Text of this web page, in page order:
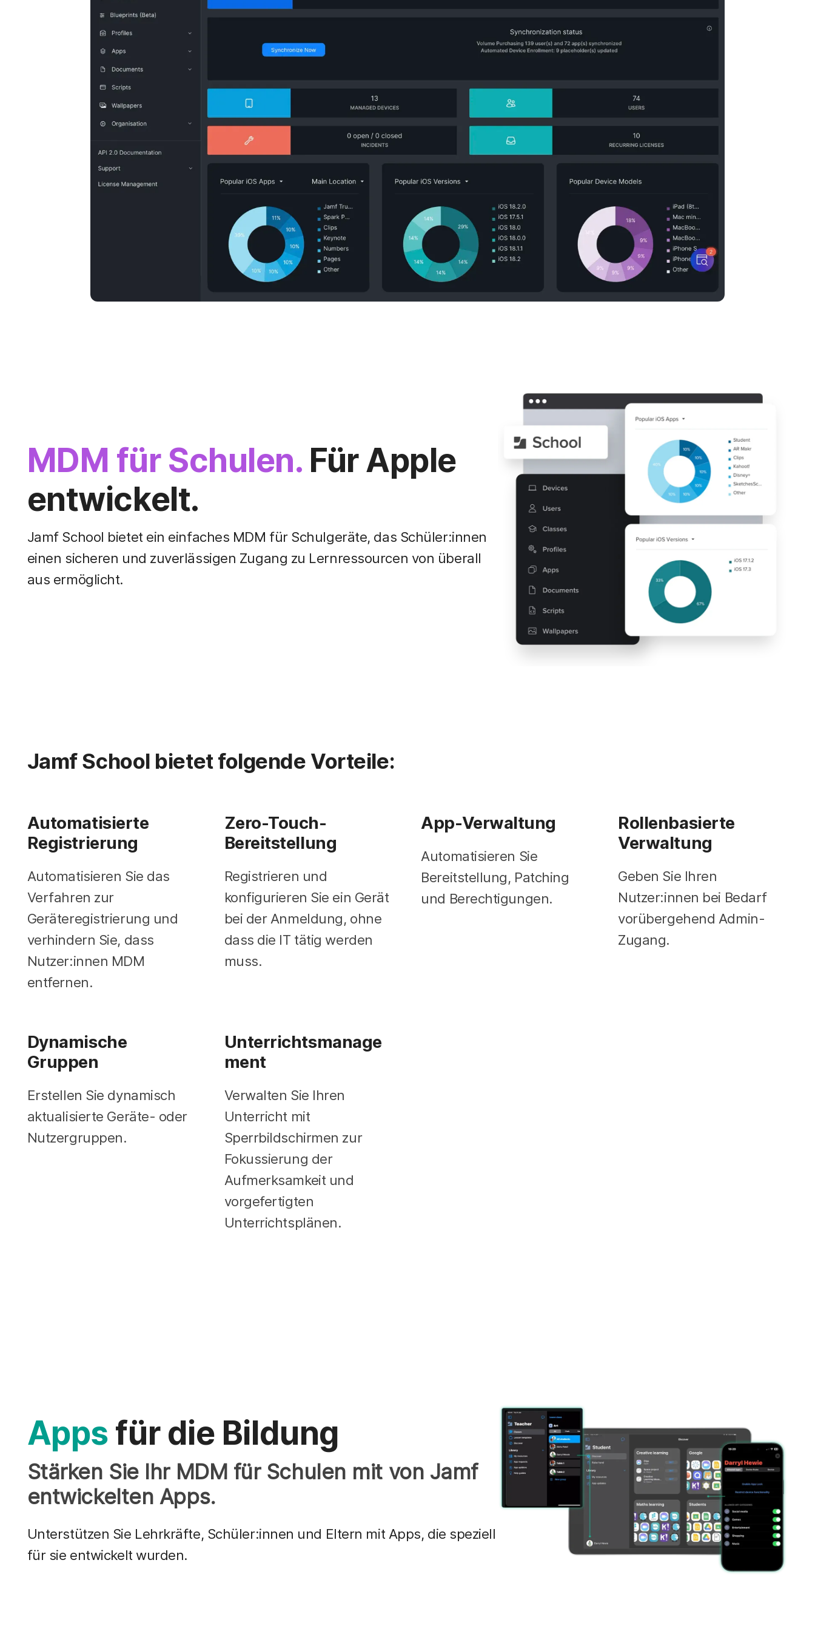
MDM für Schulen. Für Apple
entwickelt.
Jamf School bietet ein einfaches MDM für Schulgeräte, das Schüler:innen
einen sicheren und zuverlässigen Zugang zu Lernressourcen von überall
aus ermöglicht.
Jamf School bietet folgende Vorteile:
Automatisierte
Registrierung
Automatisieren Sie das
Verfahren zur
Geräteregistrierung und
verhindern Sie, dass
Nutzer:innen MDM
entfernen.
Zero-Touch-
Bereitstellung
Registrieren und
konfigurieren Sie ein Gerät
bei der Anmeldung, ohne
dass die IT tätig werden
muss.
App-Verwaltung
Automatisieren Sie
Bereitstellung, Patching
und Berechtigungen.
Rollenbasierte
Verwaltung
Geben Sie Ihren
Nutzer:innen bei Bedarf
vorübergehend Admin-
Zugang.
Dynamische
Gruppen
Erstellen Sie dynamisch
aktualisierte Geräte- oder
Nutzergruppen.
Unterrichtsmanage
ment
Verwalten Sie Ihren
Unterricht mit
Sperrbildschirmen zur
Fokussierung der
Aufmerksamkeit und
vorgefertigten
Unterrichtsplänen.
Apps für die Bildung
Stärken Sie Ihr MDM für Schulen mit von Jamf
entwickelten Apps.
Unterstützen Sie Lehrkräfte, Schüler:innen und Eltern mit Apps, die speziell
für sie entwickelt wurden.